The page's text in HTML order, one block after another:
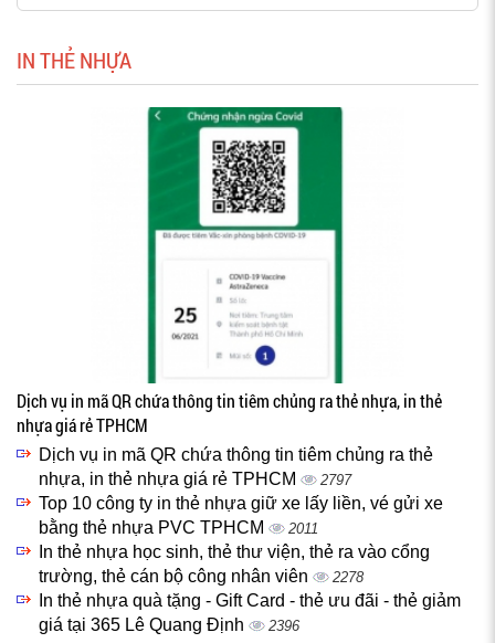
IN THẺ NHỰA
Dịch vụ in mã QR chứa thông tin tiêm chủng ra thẻ nhựa, in thẻ
nhựa giá rẻ TPHCM
Dịch vụ in mã QR chứa thông tin tiêm chủng ra thẻ
nhựa, in thẻ nhựa giá rẻ TPHCM
2797
Top 10 công ty in thẻ nhựa giữ xe lấy liền, vé gửi xe
bằng thẻ nhựa PVC TPHCM
2011
In thẻ nhựa học sinh, thẻ thư viện, thẻ ra vào cổng
trường, thẻ cán bộ công nhân viên
2278
In thẻ nhựa quà tặng - Gift Card - thẻ ưu đãi - thẻ giảm
giá tại 365 Lê Quang Định
2396